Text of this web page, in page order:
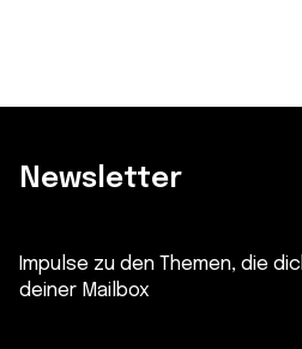
Newsletter
Impulse zu den Themen, die
deiner Mailbox